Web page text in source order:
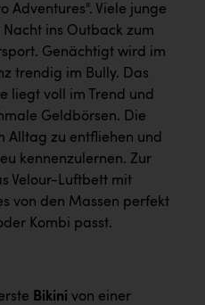
Adventures". Viele junge
ins Outback zum
Genächtigt wird im
trendig im Bully. Das
liegt voll im Trend und
Geldbörsen. Die
Alltag zu entfliehen und
kennenzulernen. Zur
Velour-Luftbett mit
von den Massen perfekt
Kombi passt.
Bikini von einer